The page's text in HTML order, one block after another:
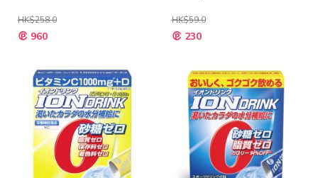
HK$258.0
特
殊 960
HK$59.0
特
殊 230